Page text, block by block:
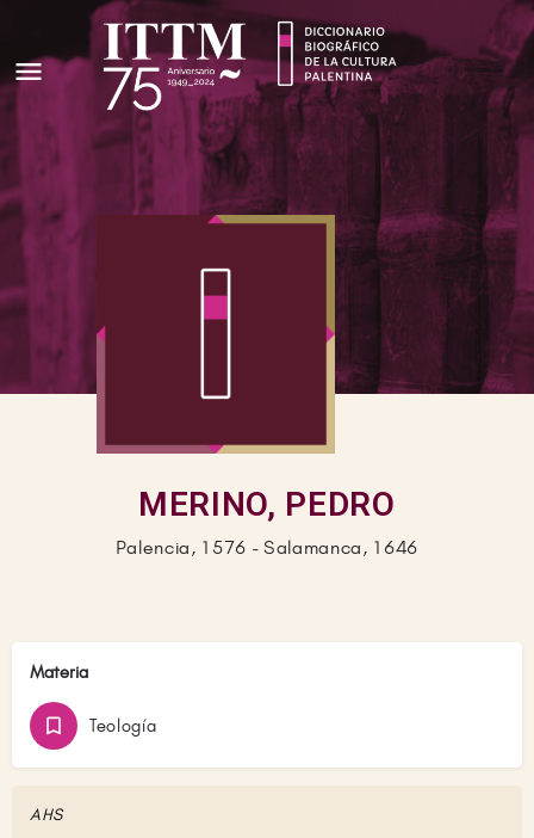
MERINO, PEDRO
Palencia, 1576 - Salamanca, 1646
Materia
Teología
AHS